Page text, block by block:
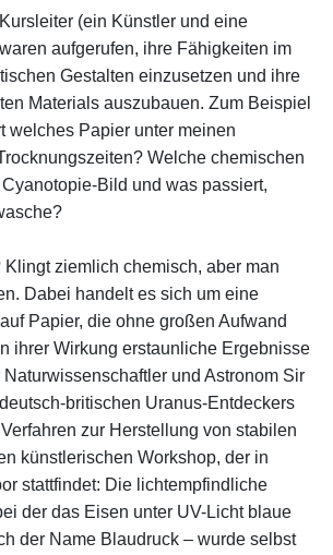
(ein Künstler und eine
aufgerufen, ihre Fähigkeiten im
Gestalten einzusetzen und ihre
Materials auszubauen. Zum Beispiel
welches Papier unter meinen
Welche chemischen
Bild und was passiert,
ziemlich chemisch, aber man
Dabei handelt es sich um eine
Papier, die ohne großen Aufwand
ihrer Wirkung erstaunliche Ergebnisse
und Astronom Sir
britischen Uranus-Entdeckers
zur Herstellung von stabilen
künstlerischen Workshop, der in
stattfindet: Die lichtempfindliche
der das Eisen unter UV-Licht blaue
der Name Blaudruck – wurde selbst